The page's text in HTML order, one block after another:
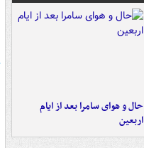
حال و هوای سامرا بعد از ایام
اربعین